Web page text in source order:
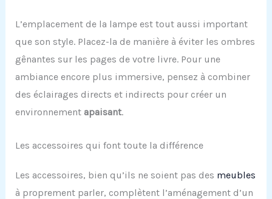
L’emplacement de la lampe est tout aussi important
que son style. Placez-la de manière à éviter les ombres
gênantes sur les pages de votre livre. Pour une
ambiance encore plus immersive, pensez à combiner
des éclairages directs et indirects pour créer un
environnement apaisant.
Les accessoires qui font toute la différence
Les accessoires, bien qu’ils ne soient pas des meubles
à proprement parler, complètent l’aménagement d’un